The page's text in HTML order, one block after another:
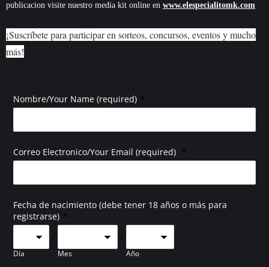
publicacion visite nuestro media kit online en www.elespecialitomk.com
¡Suscríbete para participar en sorteos, concursos, eventos y mucho
más!
Nombre/Your Name (required) *
Correo Electronico/Your Email (required) *
Fecha de nacimiento (debe tener 18 años o más para
registrarse) *
Día
/
Mes
/
Año